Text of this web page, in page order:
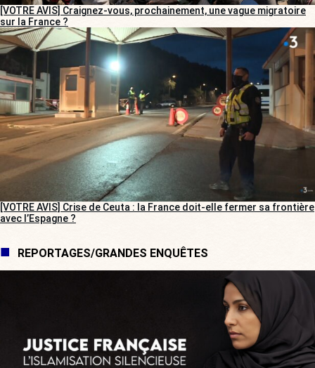
[VOTRE AVIS] Craignez-vous, prochainement, une vague migratoire
sur la France ?
[VOTRE AVIS] Crise de Ceuta : la France doit-elle fermer sa frontière
avec l’Espagne ?
REPORTAGES/GRANDES ENQUÊTES